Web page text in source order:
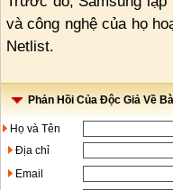
và công nghệ của họ
Netlist.
Phản Hồi Của Độc Giả Về
Họ và Tên
Địa chỉ
Email